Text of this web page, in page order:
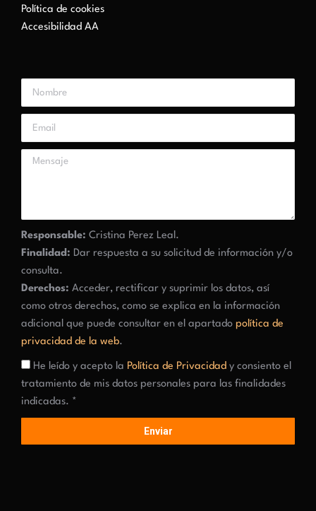
Política de cookies
Accesibilidad AA
Responsable: Cristina Perez Leal.
Finalidad: Dar respuesta a su solicitud de información y/o
consulta.
Derechos: Acceder, rectificar y suprimir los datos, así
como otros derechos, como se explica en la información
adicional que puede consultar en el apartado política de
privacidad de la web.
He leído y acepto la Política de Privacidad y consiento el
tratamiento de mis datos personales para las finalidades
indicadas. *
Enviar